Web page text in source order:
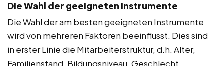
Die Wahl der geeigneten Instrumente
Die Wahl der am besten geeigneten Instrumente
wird von mehreren Faktoren beeinflusst. Dies sind
in erster Linie die Mitarbeiterstruktur, d.h. Alter,
Familienstand, Bildungsniveau, Geschlecht,